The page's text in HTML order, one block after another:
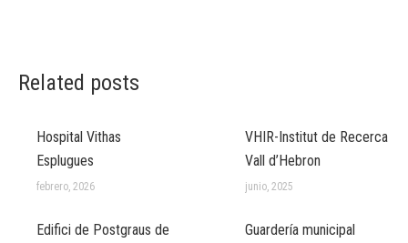
Related posts
Hospital Vithas
Esplugues
febrero, 2026
VHIR-Institut de Recerca
Vall d’Hebron
junio, 2025
Edifici de Postgraus de
Guardería municipal